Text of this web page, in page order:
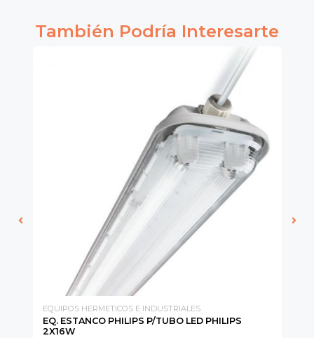
También Podría Interesarte
EQUIPOS HERMETICOS E INDUSTRIALES
EQ. ESTANCO PHILIPS P/TUBO LED PHILIPS
2X16W